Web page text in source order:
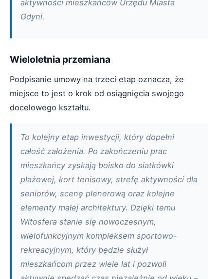
aktywności mieszkańców Urzędu Miasta
Gdyni.
Wieloletnia przemiana
Podpisanie umowy na trzeci etap oznacza, że
miejsce to jest o krok od osiągnięcia swojego
docelowego kształtu.
To kolejny etap inwestycji, który dopełni
całość założenia. Po zakończeniu prac
mieszkańcy zyskają boisko do siatkówki
plażowej, kort tenisowy, strefę aktywności dla
seniorów, scenę plenerową oraz kolejne
elementy małej architektury. Dzięki temu
Witosfera stanie się nowoczesnym,
wielofunkcyjnym kompleksem sportowo-
rekreacyjnym, który będzie służył
mieszkańcom przez wiele lat i pozwoli